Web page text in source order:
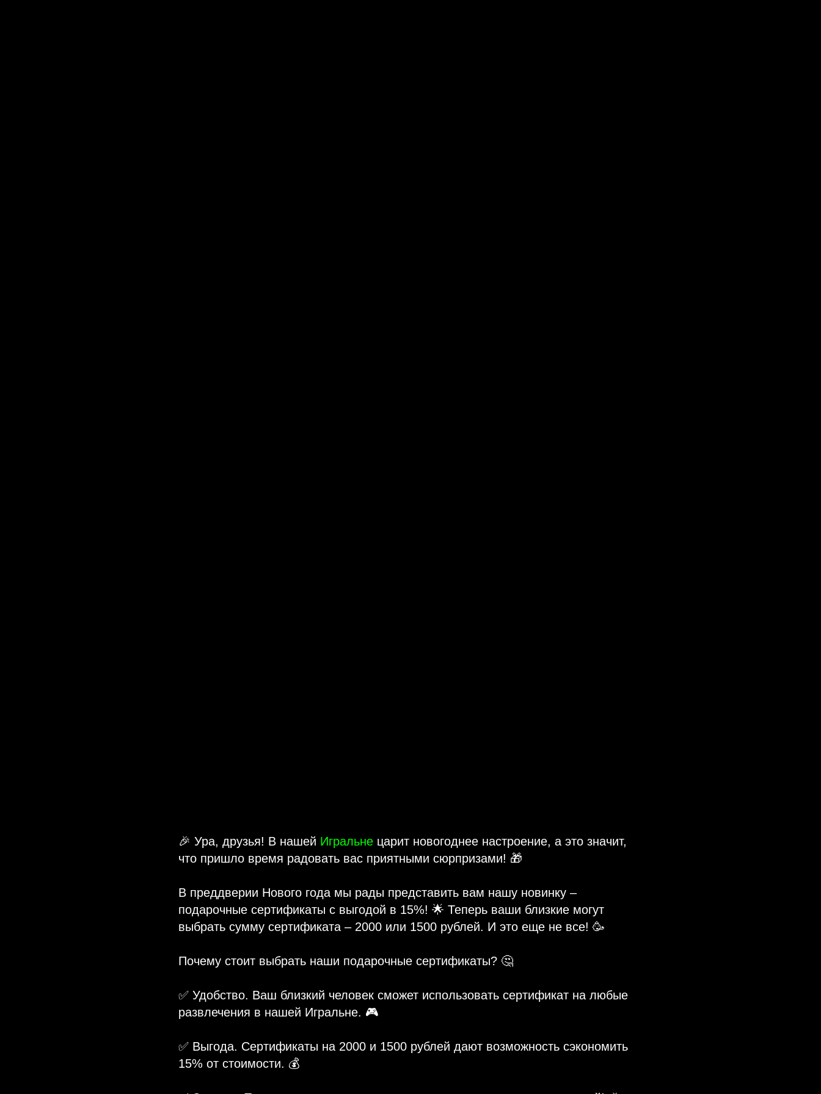
🎉 Ура, друзья! В нашей Игральне царит новогоднее настроение, а это значит,
что пришло время радовать вас приятными сюрпризами! 🎁
В преддверии Нового года мы рады представить вам нашу новинку –
подарочные сертификаты с выгодой в 15%! 🌟 Теперь ваши близкие могут
выбрать сумму сертификата – 2000 или 1500 рублей. И это еще не все! 🥳
Почему стоит выбрать наши подарочные сертификаты? 🤔
✅ Удобство. Ваш близкий человек сможет использовать сертификат на любые
развлечения в нашей Игральне. 🎮
✅ Выгода. Сертификаты на 2000 и 1500 рублей дают возможность сэкономить
15% от стоимости. 💰